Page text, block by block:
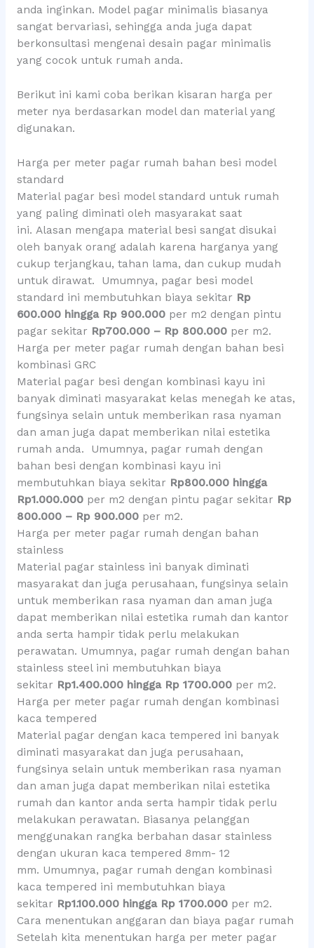
anda inginkan. Model pagar minimalis biasanya
sangat bervariasi, sehingga anda juga dapat
berkonsultasi mengenai desain pagar minimalis
yang cocok untuk rumah anda.
Berikut ini kami coba berikan kisaran harga per
meter nya berdasarkan model dan material yang
digunakan.
Harga per meter pagar rumah bahan besi model
standard
Material pagar besi model standard untuk rumah
yang paling diminati oleh masyarakat saat
ini. Alasan mengapa material besi sangat disukai
oleh banyak orang adalah karena harganya yang
cukup terjangkau, tahan lama, dan cukup mudah
untuk dirawat. Umumnya, pagar besi model
standard ini membutuhkan biaya sekitar Rp
600.000 hingga Rp 900.000per m2 dengan pintu
pagar sekitarRp700.000 – Rp 800.000per m2.
Harga per meter pagar rumah dengan bahan besi
kombinasi GRC
Material pagar besi dengan kombinasi kayu ini
banyak diminati masyarakat kelas menegah ke atas,
fungsinya selain untuk memberikan rasa nyaman
dan aman juga dapat memberikan nilai estetika
rumah anda. Umumnya, pagar rumah dengan
bahan besi dengan kombinasi kayu ini
membutuhkan biaya sekitar Rp800.000 hingga
Rp1.000.000per m2 dengan pintu pagar sekitar Rp
800.000 – Rp 900.000per m2.
Harga per meter pagar rumah dengan bahan
stainless
Material pagar stainless ini banyak diminati
masyarakat dan juga perusahaan, fungsinya selain
untuk memberikan rasa nyaman dan aman juga
dapat memberikan nilai estetika rumah dan kantor
anda serta hampir tidak perlu melakukan
perawatan. Umumnya, pagar rumah dengan bahan
stainless steel ini membutuhkan biaya
sekitar Rp1.400.000 hingga Rp 1700.000 per m2.
Harga per meter pagar rumah dengan kombinasi
kaca tempered
Material pagar dengan kaca tempered ini banyak
diminati masyarakat dan juga perusahaan,
fungsinya selain untuk memberikan rasa nyaman
dan aman juga dapat memberikan nilai estetika
rumah dan kantor anda serta hampir tidak perlu
melakukan perawatan. Biasanya pelanggan
menggunakan rangka berbahan dasar stainless
dengan ukuran kaca tempered 8mm- 12
mm. Umumnya, pagar rumah dengan kombinasi
kaca tempered ini membutuhkan biaya
sekitar Rp1.100.000 hingga Rp 1700.000 per m2.
Cara menentukan anggaran dan biaya pagar rumah
Setelah kita menentukan harga per meter pagar